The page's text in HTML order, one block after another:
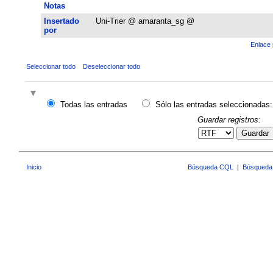
Notas
Insertado
por
Uni-Trier @ amaranta_sg @
Enlace
Seleccionar todo Deseleccionar todo
Todas las entradas
Sólo las entradas seleccionadas:
Guardar registros:
Guardar
Inicio Búsqueda CQL